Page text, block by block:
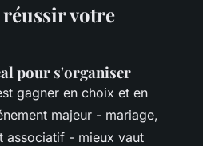
réussir votre
pour s'organiser
gagner en choix et en
majeur - mariage,
associatif - mieux vaut